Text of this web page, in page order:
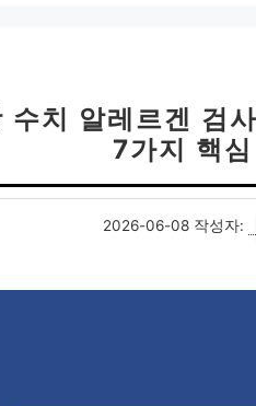
수치 알레르겐 검
7가지 핵심
2026-06-08 작성자: